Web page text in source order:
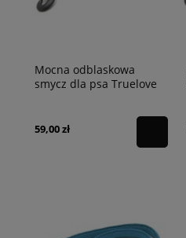
Mocna odblaskowa
smycz dla psa Truelove
59,00 zł